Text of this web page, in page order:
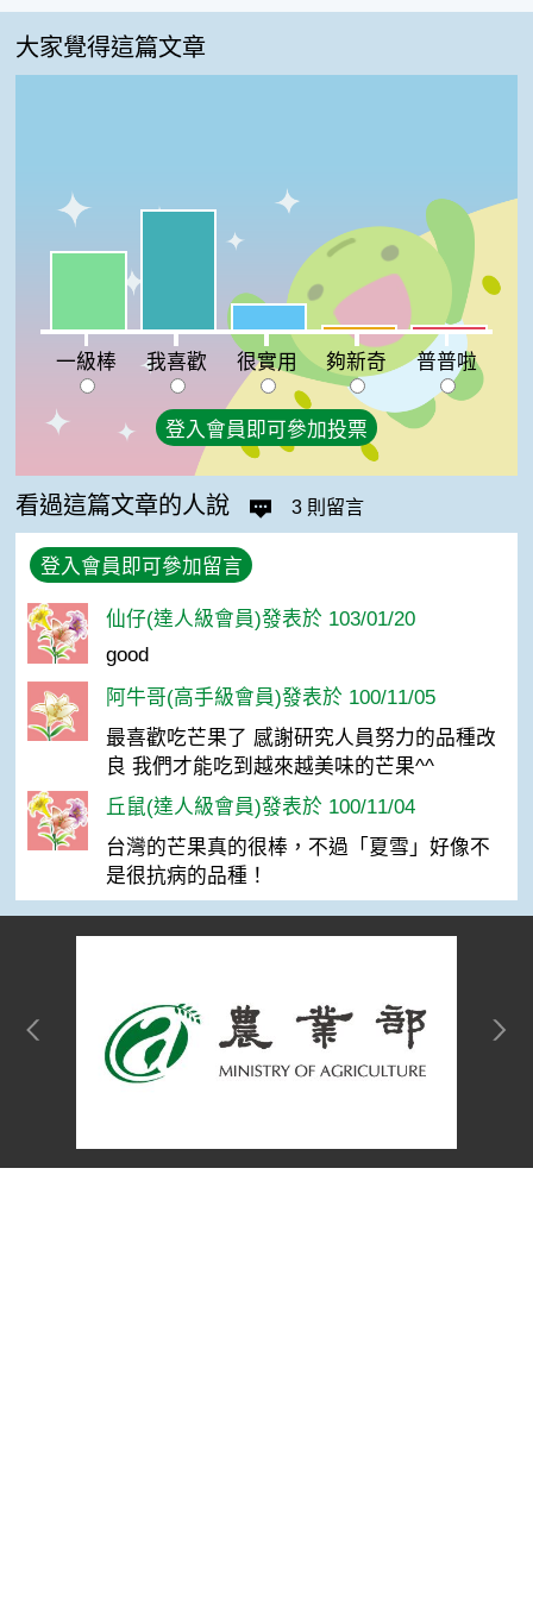
大家覺得這篇文章
一級棒:34%
很實用:11%
夠新奇:2%普普啦:2%
一級棒
我喜歡 很實用 夠新奇 普普啦
登入會員即可參加投票
看過這篇文章的人說 3 則留言
登入會員即可參加留言
仙仔(達人級會員)發表於 103/01/20
good
阿牛哥(高手級會員)發表於 100/11/05
最喜歡吃芒果了 感謝研究人員努力的品種改
良 我們才能吃到越來越美味的芒果^^
丘鼠(達人級會員)發表於 100/11/04
台灣的芒果真的很棒，不過「夏雪」好像不
是很抗病的品種！